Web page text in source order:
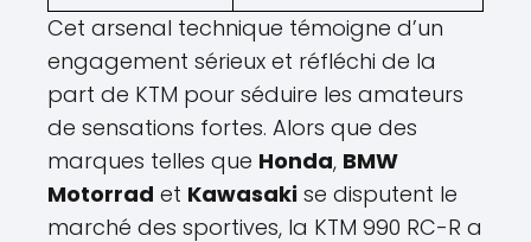
Cet arsenal technique témoigne d’un
engagement sérieux et réfléchi de la
part de KTM pour séduire les amateurs
de sensations fortes. Alors que des
marques telles que Honda, BMW
Motorrad et Kawasaki se disputent le
marché des sportives, la KTM 990 RC-R a